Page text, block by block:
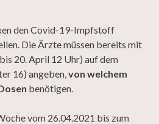
den Covid-19-Impfstoff
Die Ärzte müssen bereits mit
20. April 12 Uhr) auf dem
16) angeben, von welchem
benötigen.
vom 26.04.2021 bis zum